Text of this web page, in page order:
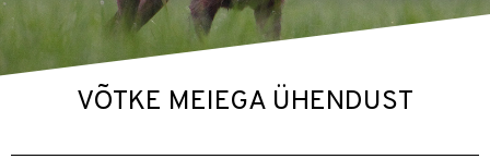
VÕTKE MEIEGA ÜHENDUST